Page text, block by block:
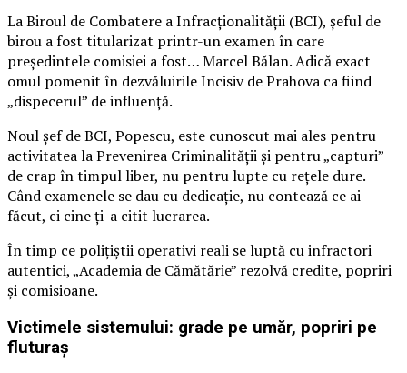
La Biroul de Combatere a Infracționalității (BCI), șeful de
birou a fost titularizat printr-un examen în care
președintele comisiei a fost… Marcel Bălan. Adică exact
omul pomenit în dezvăluirile Incisiv de Prahova ca fiind
„dispecerul” de influență.
Noul șef de BCI, Popescu, este cunoscut mai ales pentru
activitatea la Prevenirea Criminalității și pentru „capturi”
de crap în timpul liber, nu pentru lupte cu rețele dure.
Când examenele se dau cu dedicație, nu contează ce ai
făcut, ci cine ți-a citit lucrarea.
În timp ce polițiștii operativi reali se luptă cu infractori
autentici, „Academia de Cămătărie” rezolvă credite, popriri
și comisioane.
Victimele sistemului: grade pe umăr, popriri pe
fluturaș